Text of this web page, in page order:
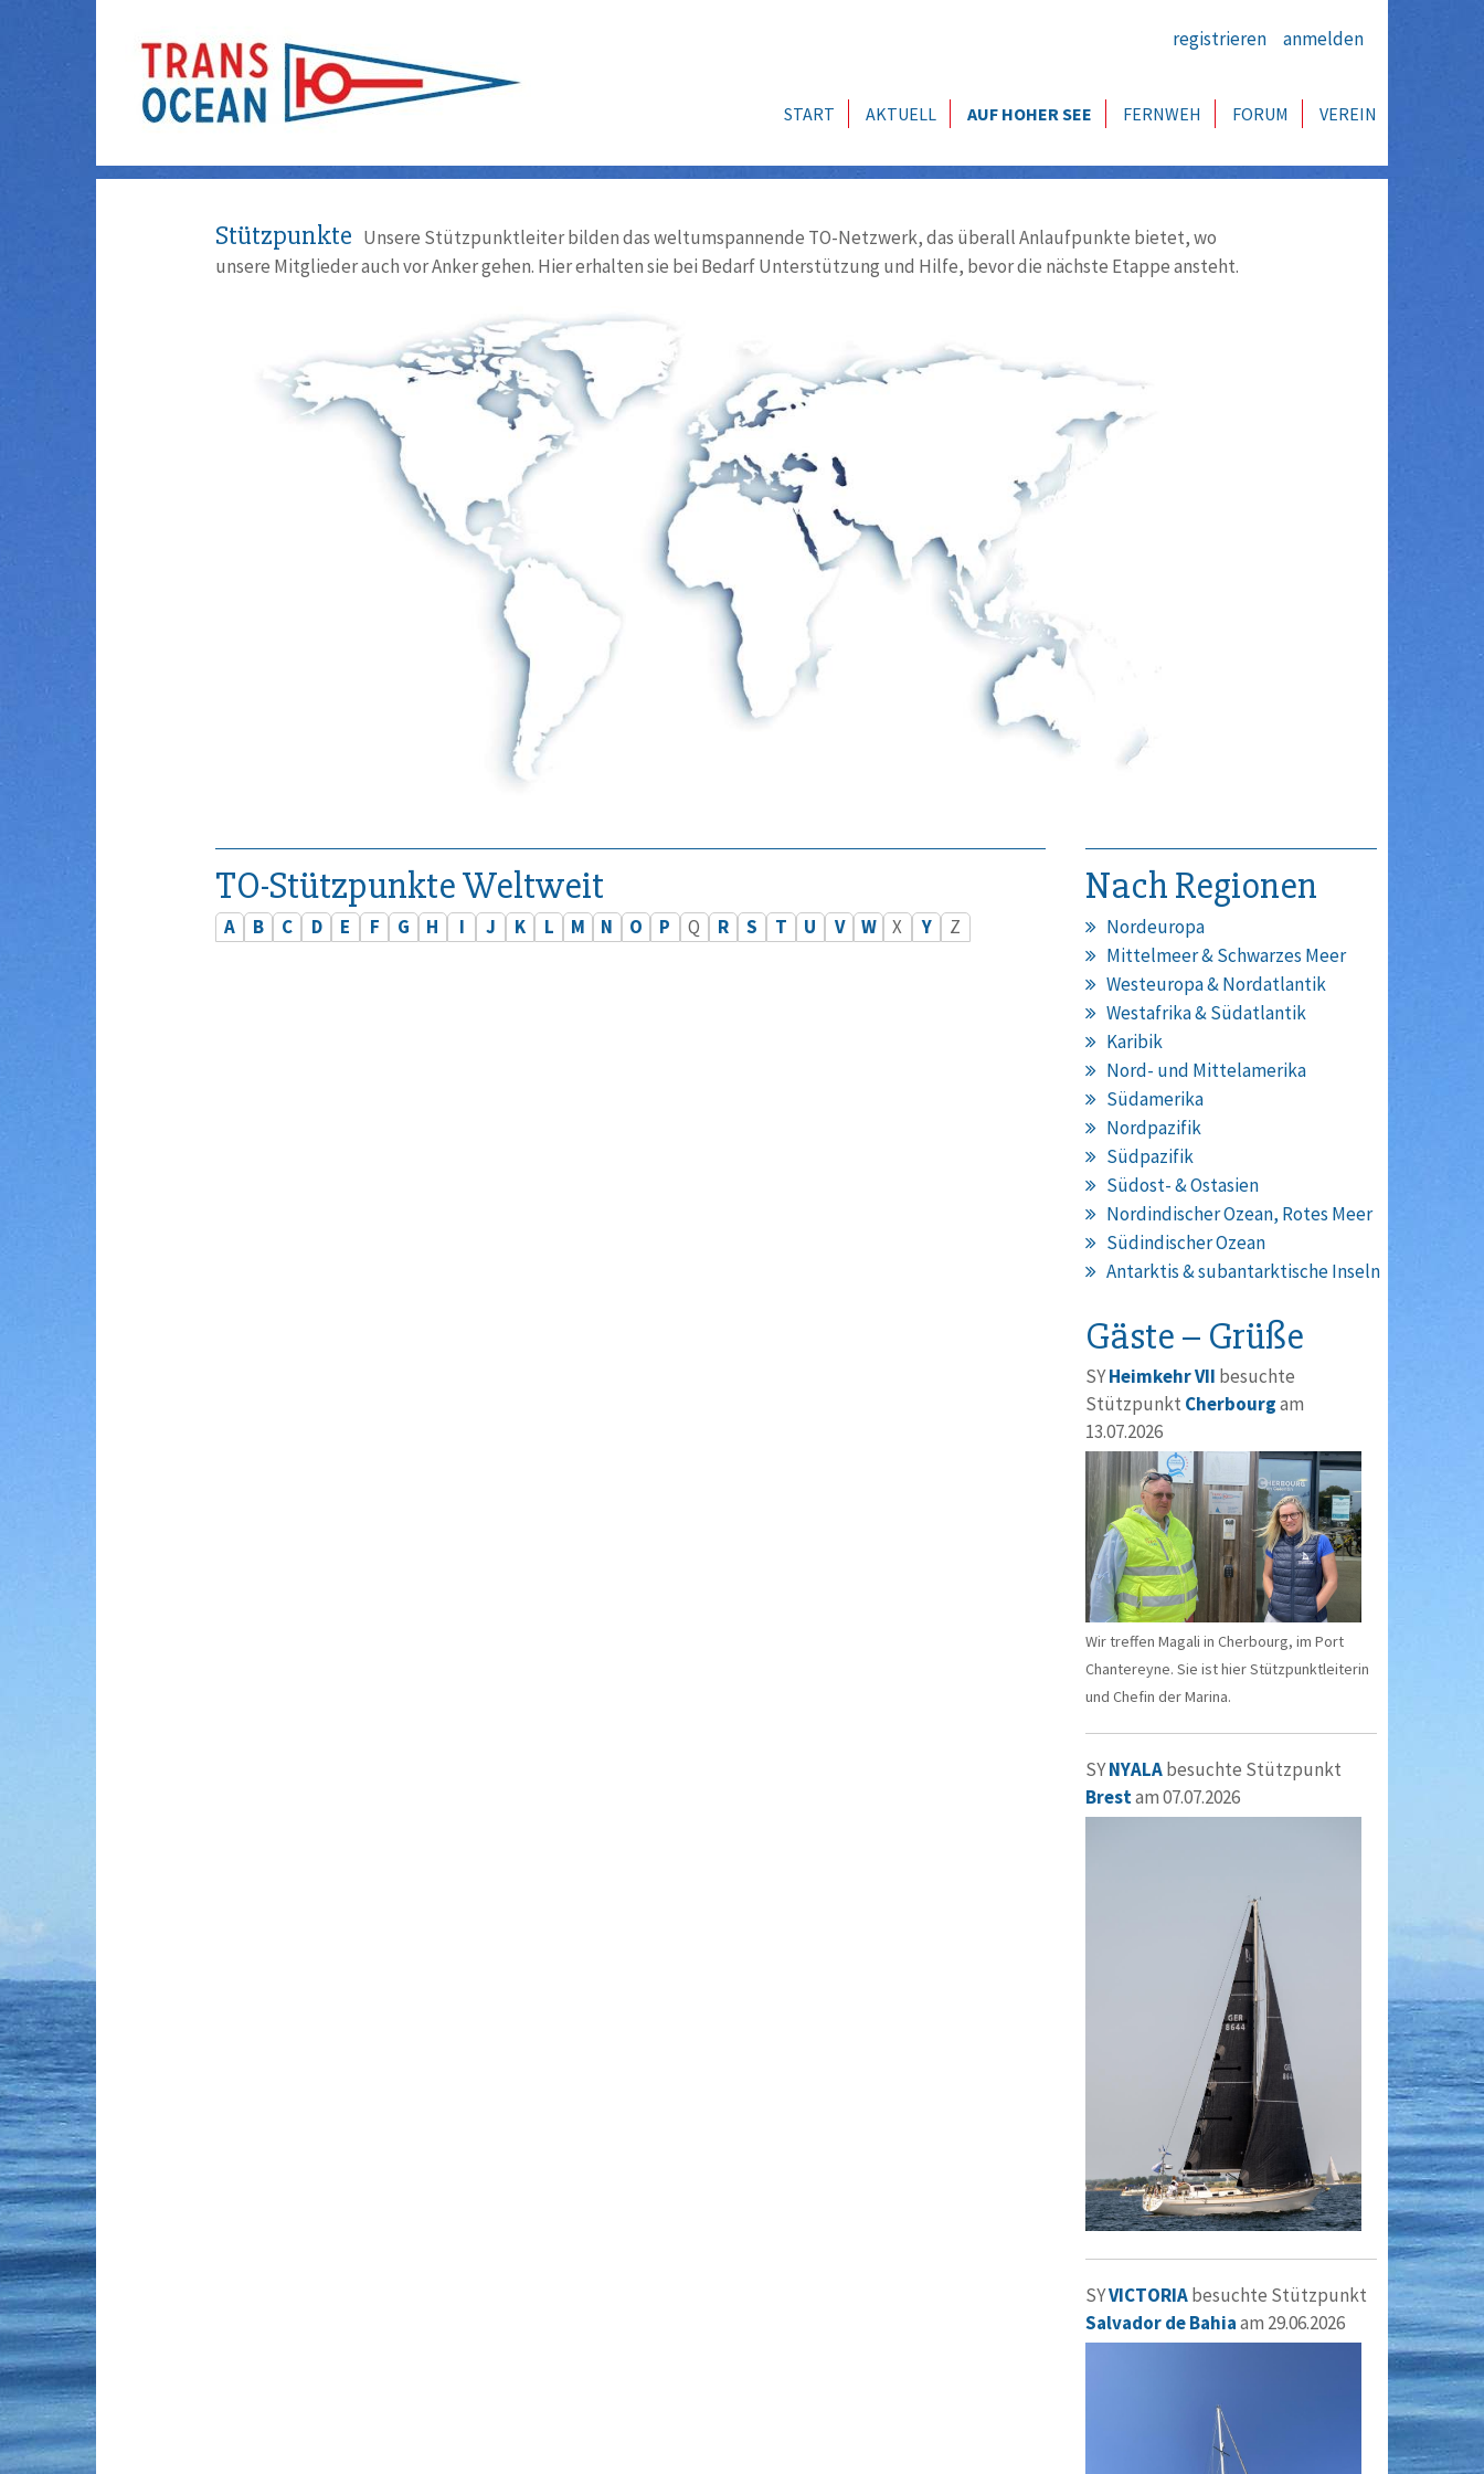
registrieren anmelden
START AKTUELL AUF HOHER SEE FERNWEH FORUM VEREIN
Stützpunkte Unsere Stützpunktleiter bilden das weltumspannende TO-Netzwerk, das überall Anlaufpunkte bietet, wo
unsere Mitglieder auch vor Anker gehen. Hier erhalten sie bei Bedarf Unterstützung und Hilfe, bevor die nächste Etappe ansteht.
TO-Stützpunkte Weltweit
A B C D E F G H I J K L M N O P Q R S T U V W X Y Z
Nach Regionen
Nordeuropa
Mittelmeer & Schwarzes Meer
Westeuropa & Nordatlantik
Westafrika & Südatlantik
Karibik
Nord- und Mittelamerika
Südamerika
Nordpazifik
Südpazifik
Südost- & Ostasien
Nordindischer Ozean, Rotes Meer
Südindischer Ozean
Antarktis & subantarktische Inseln
Gäste – Grüße
SYHeimkehr VII besuchte
Stützpunkt Cherbourgam
13.07.2026
Wir treffen Magali in Cherbourg, im Port
Chantereyne. Sie ist hier Stützpunktleiterin
und Chefin der Marina.
SYNYALAbesuchte Stützpunkt
Brestam 07.07.2026
SYVICTORIAbesuchte Stützpunkt
Salvador de Bahiaam 29.06.2026